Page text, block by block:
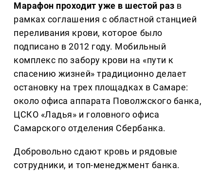
Марафон проходит уже в шестой раз в
рамках соглашения с областной станцией
переливания крови, которое было
подписано в 2012 году. Мобильный
комплекс по забору крови на «пути к
спасению жизней» традиционно делает
остановку на трех площадках в Самаре:
около офиса аппарата Поволжского банка,
ЦСКО «Ладья» и головного офиса
Самарского отделения Сбербанка.
Добровольно сдают кровь и рядовые
сотрудники, и топ-менеджмент банка.